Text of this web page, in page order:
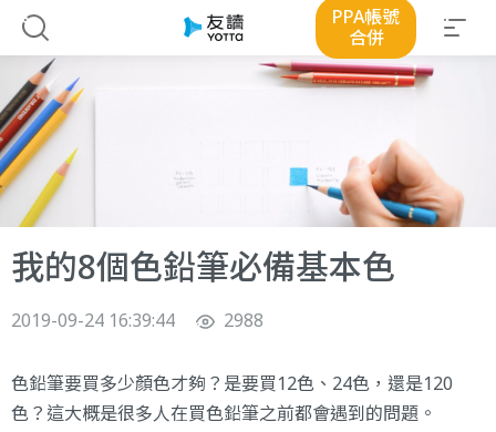
PPA帳號
合併
我的8個色鉛筆必備基本色
2019-09-24 16:39:44 2988
色鉛筆要買多少顏色才夠？是要買12色、24色，還是120
色？這大概是很多人在買色鉛筆之前都會遇到的問題。